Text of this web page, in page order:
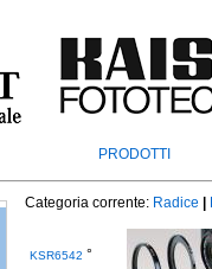
PRODOTTI
Categoria corrente: Radice
KSR6542 °